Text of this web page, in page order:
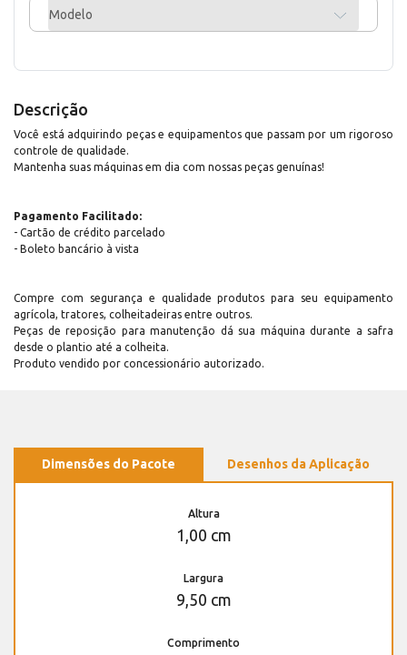
Modelo
Descrição
Você está adquirindo peças e equipamentos que passam por um rigoroso
controle de qualidade.
Mantenha suas máquinas em dia com nossas peças genuínas!
Pagamento Facilitado:
- Cartão de crédito parcelado
- Boleto bancário à vista
Compre com segurança e qualidade produtos para seu equipamento
agrícola, tratores, colheitadeiras entre outros.
Peças de reposição para manutenção dá sua máquina durante a safra
desde o plantio até a colheita.
Produto vendido por concessionário autorizado.
Dimensões do Pacote Desenhos da Aplicação
Altura
1,00 cm
Largura
9,50 cm
Comprimento